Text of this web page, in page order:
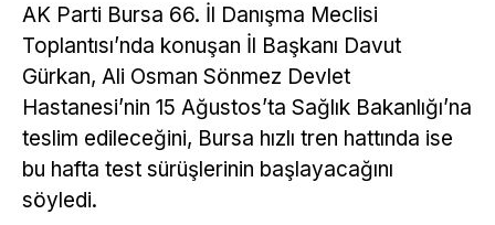
AK Parti Bursa 66. İl Danışma Meclisi
Toplantısı’nda konuşan İl Başkanı Davut
Gürkan, Ali Osman Sönmez Devlet
Hastanesi’nin 15 Ağustos’ta Sağlık Bakanlığı’na
teslim edileceğini, Bursa hızlı tren hattında ise
bu hafta test sürüşlerinin başlayacağını
söyledi.